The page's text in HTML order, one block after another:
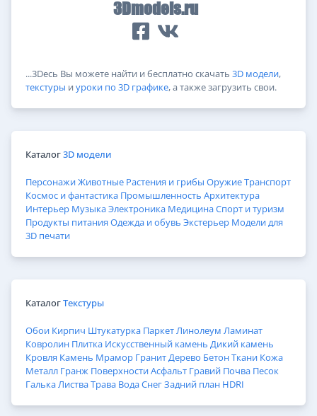
3Dmodels.ru
...3Dесь Вы можете найти и бесплатно скачать 3D модели,
текстуры и уроки по 3D графике, а также загрузить свои.
Каталог3D модели
ПерсонажиЖивотные Растения и грибы ОружиеТранспорт
Космос и фантастика Промышленность Архитектура
Интерьер МузыкаЭлектроника МедицинаСпорт и туризм
Продукты питания Одежда и обувь Экстерьер Модели для
3D печати
КаталогТекстуры
Обои Кирпич Штукатурка ПаркетЛинолеум Ламинат
Ковролин Плитка Искусственный камень Дикий камень
Кровля Камень Мрамор ГранитДерево БетонТкани Кожа
Металл Гранж ПоверхностиАсфальт Гравий Почва Песок
ГалькаЛистваТрава ВодаСнегЗадний план HDRI